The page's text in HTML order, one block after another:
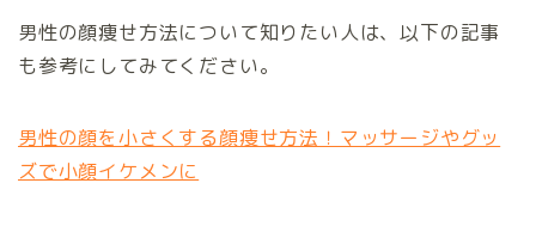
男性の顔痩せ方法について知りたい人は、以下の記事
も参考にしてみてください。
男性の顔を小さくする顔痩せ方法！マッサージやグッ
ズで小顔イケメンに